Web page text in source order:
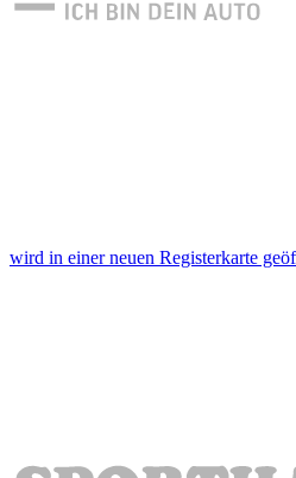
wird in einer neuen Registerkarte